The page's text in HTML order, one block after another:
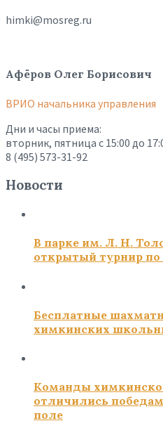
himki@mosreg.ru
Афёров Олег Борисович
ВРИО начальника управления
Дни и часы приема:
вторник, пятница с 15:00 до
8 (495) 573-31-92
Новости
В парке им. Л. Н.
открытый турнир
Бесплатные
химкинских
Команды
отличились
поле